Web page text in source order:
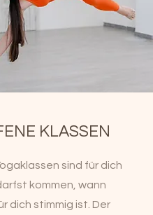
KLASSEN
sind für dich
kommen, wann
dich stimmig ist. Der